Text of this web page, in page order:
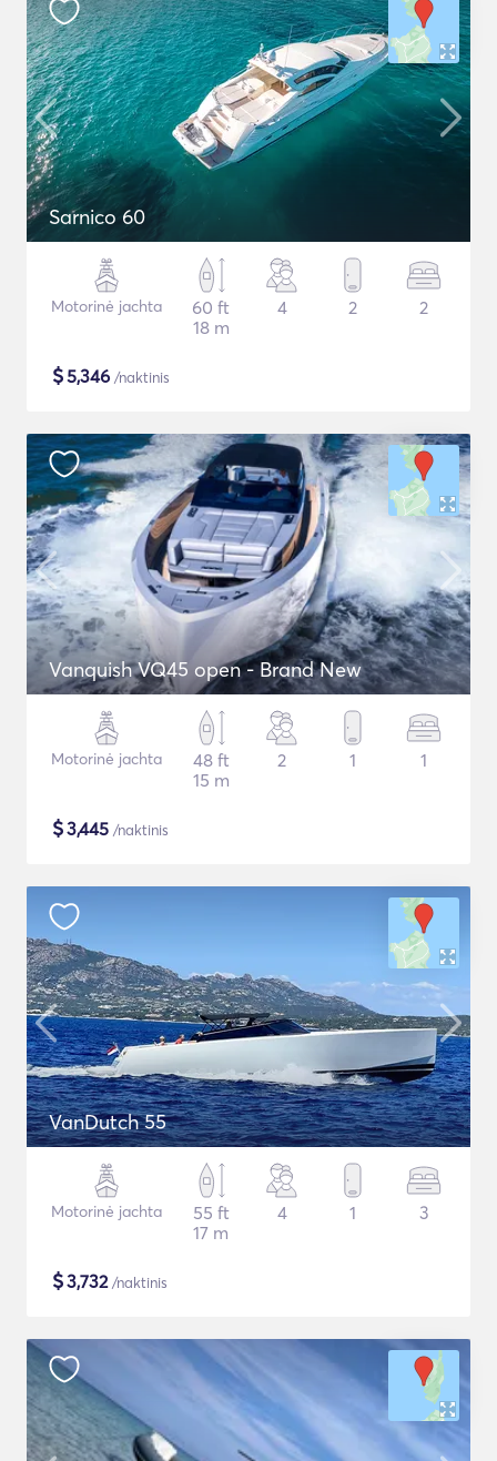
Sarnico 60
Motorinė jachta
60 ft
18 m
4 2 2
$5,346 /naktinis
Vanquish VQ45 open - Brand New
Motorinė jachta
48 ft
15 m
2 1 1
$3,445 /naktinis
VanDutch 55
Motorinė jachta
55 ft
17 m
4 1 3
$3,732/naktinis